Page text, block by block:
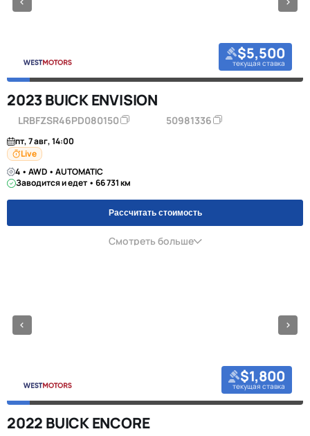
$5,500
текущая ставка
2023 BUICK ENVISION
LRBFZSR46PD080150 50981336
пт, 7 авг, 14:00
Live
4 • AWD • AUTOMATIC
Заводится и едет • 66 731 км
Рассчитать стоимость
Смотреть больше
$1,800
текущая ставка
2022 BUICK ENCORE